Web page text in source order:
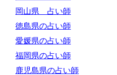
岡山県 占い師
徳島県の占い師
愛媛県の占い師
福岡県の占い師
鹿児島県の占い師